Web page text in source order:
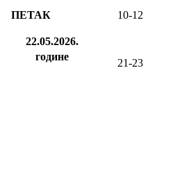
ПЕТАК
22.05.2026.
године
10-12
21-23